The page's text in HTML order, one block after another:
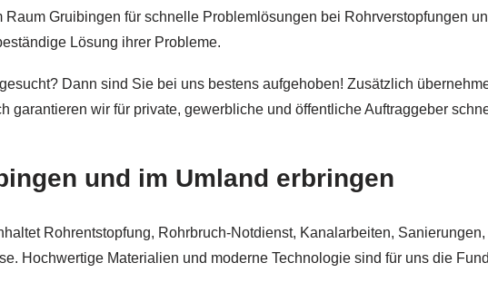
Gruibingen für schnelle Problemlösungen bei Rohrverstopfungen
Lösung ihrer Probleme.
Dann sind Sie bei uns bestens aufgehoben! Zusätzlich
garantieren wir für private, gewerbliche und öffentliche Auftraggeber
und im Umland erbringen
Rohrentstopfung, Rohrbruch-Notdienst, Kanalarbeiten,
Hochwertige Materialien und moderne Technologie sind für uns die